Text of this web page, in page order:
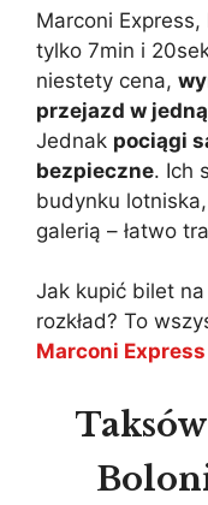
Marconi
tylko 7min i
niestety cena,
przejazd w
Jednak pociągi
bezpieczne. Ich
budynku
galerią – łatwo
Jak kupić bilet
rozkład? To
Marconi